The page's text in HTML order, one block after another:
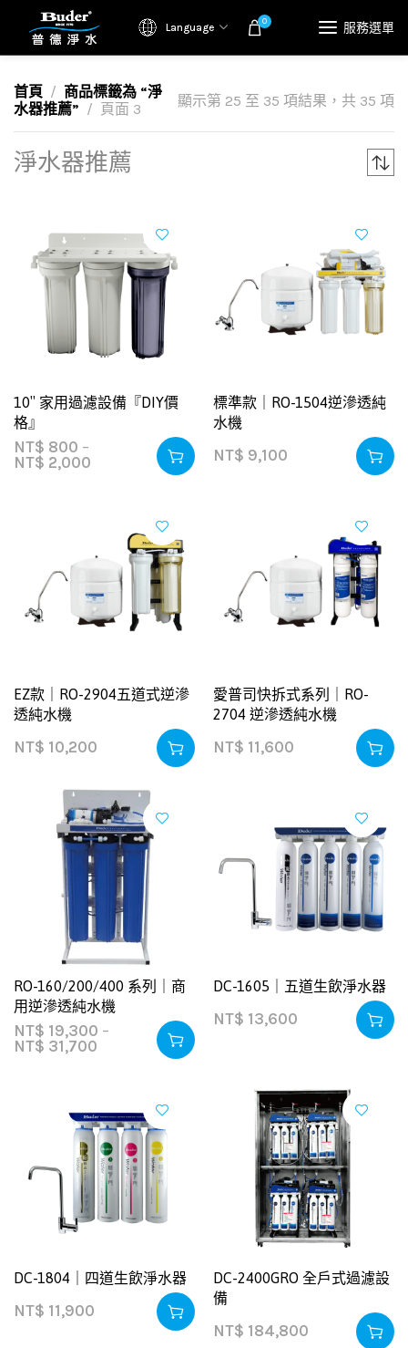
Language 0 服務選單
首頁
商品標籤為 “淨
水器推薦”
頁面 3 顯示第 25 至 35 項結果，共 35 項
淨水器推薦
10″ 家用過濾設備『DIY價
格』
NT$ 800 –
NT$ 2,000
標準款｜RO-1504逆滲透純
水機
NT$ 9,100
EZ款｜RO-2904五道式逆滲
透純水機
NT$ 10,200
愛普司快拆式系列｜RO-
2704 逆滲透純水機
NT$ 11,600
RO-160/200/400 系列｜商
用逆滲透純水機
NT$ 19,300 –
NT$ 31,700
DC-1605｜五道生飲淨水器
NT$ 13,600
DC-1804｜四道生飲淨水器
NT$ 11,900
DC-2400GRO 全戶式過濾設
備
NT$ 184,800